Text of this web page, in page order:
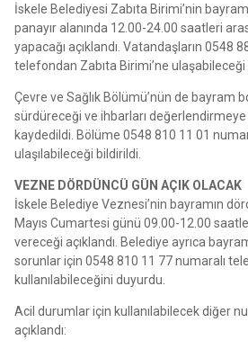
İskele Belediyesi Zabıta Birimi’nin
panayır alanında 12.00-24.00 saatleri
yapacağı açıklandı. Vatandaşların 0548
telefondan Zabıta Birimi’ne ulaşabileceği
Çevre ve Sağlık Bölümü’nün de bayram
sürdüreceği ve ihbarları
kaydedildi. Bölüme 0548 810 11 01
ulaşılabileceği bildirildi.
VEZNE DÖRDÜNCÜ GÜN AÇIK OLACAK
İskele Belediye Veznesi’nin bayramın
Mayıs Cumartesi günü 09.00-12.00
vereceği açıklandı. Belediye ayrıca
sorunlar için 0548 810 11 77 numaralı
kullanılabileceğini duyurdu.
Acil durumlar için kullanılabilecek diğer
açıklandı: